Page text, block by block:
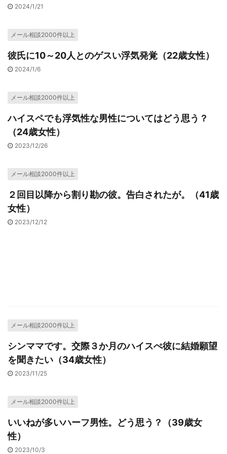
2024/1/21
メール相談2000件以上
彼氏に10～20人とのゲスい浮気発覚（22歳女性）
2024/1/6
メール相談2000件以上
ハイスペでも浮気性な男性についてはどう思う？
（24歳女性）
2023/12/26
メール相談2000件以上
２回目以降から割り勘の彼。告白されたが。（41歳
女性）
2023/12/12
メール相談2000件以上
シンママです。交際３か月のハイスぺ彼に結婚願望
を聞きたい（34歳女性）
2023/11/25
メール相談2000件以上
いいねが多いハーフ男性。どう思う？（39歳女
性）
2023/10/3